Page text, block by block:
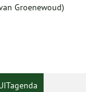
Groenewoud)